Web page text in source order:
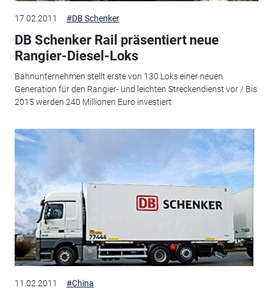
17.02.2011 #DB Schenker
DB Schenker Rail präsentiert neue
Rangier-Diesel-Loks
Bahnunternehmen stellt erste von 130 Loks einer neuen
Generation für den Rangier- und leichten Streckendienst vor / Bis
2015 werden 240 Millionen Euro investiert
11.02.2011 #China